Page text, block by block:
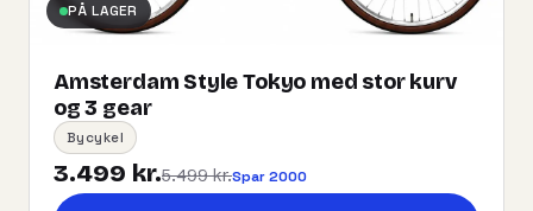
PÅ LAGER
Amsterdam Style Tokyo med stor kurv
og 3 gear
Bycykel
3.499 kr.5.499 kr.Spar 2000